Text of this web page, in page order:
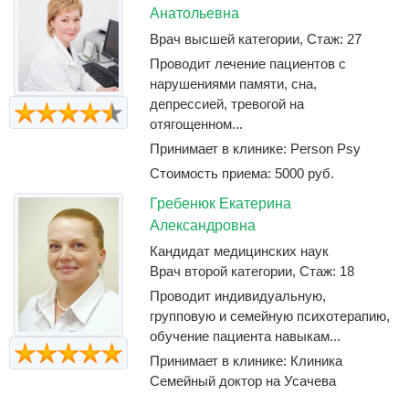
Анатольевна
Врач высшей категории, Стаж: 27
Проводит лечение пациентов с
нарушениями памяти, сна,
депрессией, тревогой на
отягощенном...
Принимает в клинике: Person Psy
Стоимость приема: 5000 руб.
Гребенюк Екатерина
Александровна
Кандидат медицинских наук
Врач второй категории, Стаж: 18
Проводит индивидуальную,
групповую и семейную психотерапию,
обучение пациента навыкам...
Принимает в клинике: Клиника
Семейный доктор на Усачева